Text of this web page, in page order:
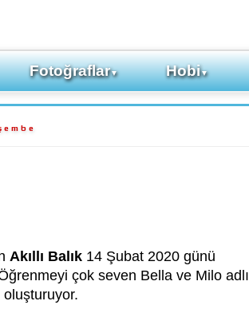
Fotoğraflar▼ Hobi▼
Akıllı Balık 14 Şubat 2020 günü
çok seven Bella ve Milo adlı
oluşturuyor.